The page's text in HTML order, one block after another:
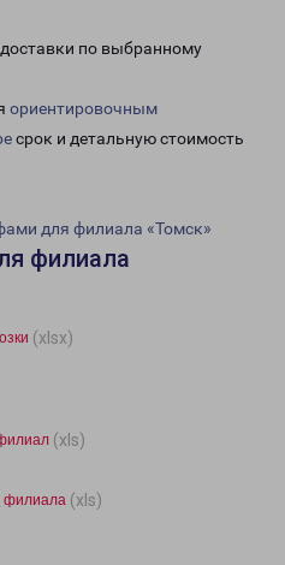
по выбранному
ориентировочным
срок и детальную стоимость
для филиала «Томск»
филиала
(xlsx)
(xls)
филиала (xls)